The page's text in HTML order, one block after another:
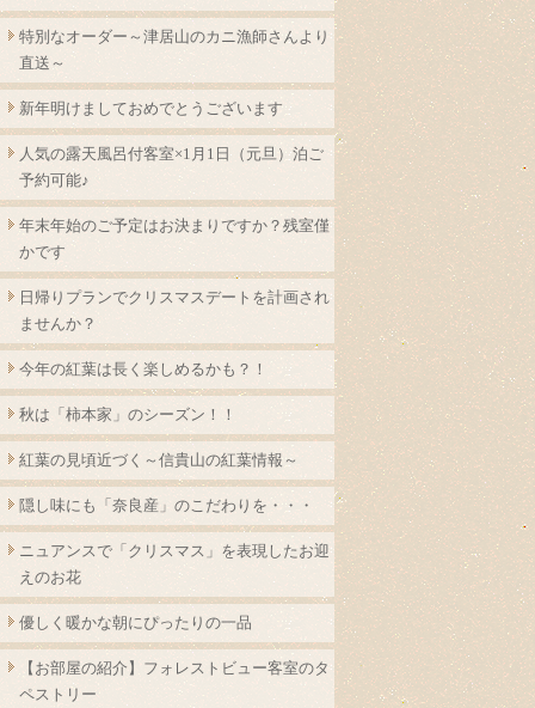
特別なオーダー～津居山のカニ漁師さんより
直送～
新年明けましておめでとうございます
人気の露天風呂付客室×1月1日（元旦）泊ご
予約可能♪
年末年始のご予定はお決まりですか？残室僅
かです
日帰りプランでクリスマスデートを計画され
ませんか？
今年の紅葉は長く楽しめるかも？！
秋は「柿本家」のシーズン！！
紅葉の見頃近づく～信貴山の紅葉情報～
隠し味にも「奈良産」のこだわりを・・・
ニュアンスで「クリスマス」を表現したお迎
えのお花
優しく暖かな朝にぴったりの一品
【お部屋の紹介】フォレストビュー客室のタ
ペストリー